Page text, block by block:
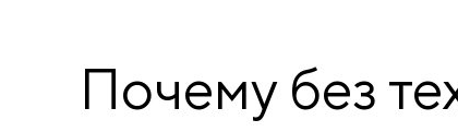
Почему без